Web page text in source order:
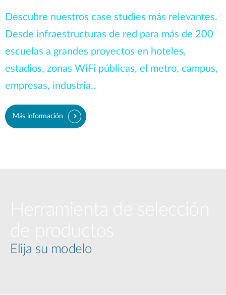
Descubre nuestros case studies más relevantes.
Desde infraestructuras de red para más de 200
escuelas a grandes proyectos en hoteles,
estadios, zonas WiFi públicas, el metro, campus,
empresas, industria..
Más información
Elija su modelo